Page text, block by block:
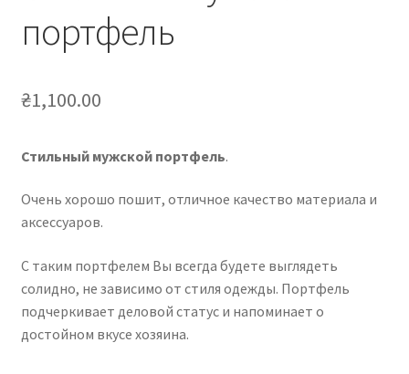
портфель
₴1,100.00
Стильный мужской портфель.
Очень хорошо пошит, отличное качество материала и
аксессуаров.
С таким портфелем Вы всегда будете выглядеть
солидно, не зависимо от стиля одежды. Портфель
подчеркивает деловой статус и напоминает о
достойном вкусе хозяина.